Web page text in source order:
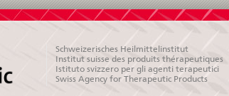
Schweizerisches Heilmittelinstitut
Institut suisse des produits thérapeutiques
Istituto svizzero per gli agenti terapeutici
Swiss Agency for Therapeutic Products